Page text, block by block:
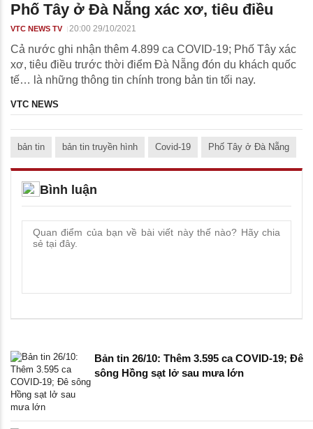
Phố Tây ở Đà Nẵng xác xơ, tiêu điều
VTC NEWS TV 20:00 29/10/2021
Cả nước ghi nhận thêm 4.899 ca COVID-19; Phố Tây xác
xơ, tiêu điều trước thời điểm Đà Nẵng đón du khách quốc
tế… là những thông tin chính trong bản tin tối nay.
VTC NEWS
bản tin bản tin truyền hình Covid-19 Phố Tây ở Đà Nẵng
Bình luận
Bản tin 26/10: Thêm 3.595 ca COVID-19; Đê
sông Hồng sạt lở sau mưa lớn